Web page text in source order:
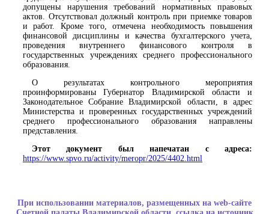
допущены нарушения требований нормативных правовых
актов. Отсутствовал должный контроль при приемке товаров
и работ. Кроме того, отмечена необходимость повышения
финансовой дисциплины и качества бухгалтерского учета,
проведения внутреннего финансового контроля в
государственных учреждениях среднего профессионального
образования.
О результатах контрольного мероприятия
проинформированы Губернатор Владимирской области и
Законодательное Собрание Владимирской области, в адрес
Министерства и проверенных государственных учреждений
среднего профессионального образования направлены
представления.
Этот документ был напечатан с адреса:
https://www.spvo.ru/activity/meropr/2025/4402.html
При использовании материалов, размещенных на web-сайте